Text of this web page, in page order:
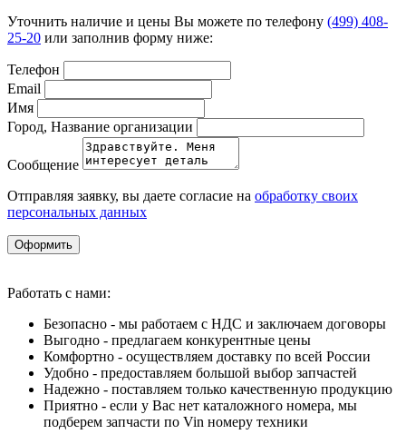
Уточнить наличие и цены Вы можете по телефону (499) 408-
25-20 или заполнив форму ниже:
Телефон
Email
Имя
Город, Название организации
Сообщение
Отправляя заявку, вы даете согласие на обработку своих
персональных данных
Оформить
Работать с нами:
Безопасно - мы работаем с НДС и заключаем договоры
Выгодно - предлагаем конкурентные цены
Комфортно - осуществляем доставку по всей России
Удобно - предоставляем большой выбор запчастей
Надежно - поставляем только качественную продукцию
Приятно - если у Вас нет каталожного номера, мы
подберем запчасти по Vin номеру техники